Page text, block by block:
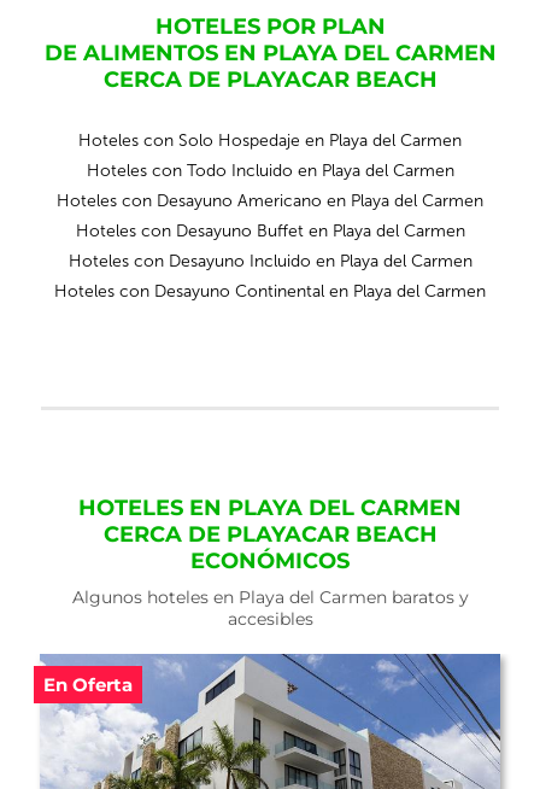
HOTELES POR PLAN
DE ALIMENTOS EN PLAYA DEL CARMEN
CERCA DE PLAYACAR BEACH
Hoteles con Solo Hospedaje en Playa del Carmen
Hoteles con Todo Incluido en Playa del Carmen
Hoteles con Desayuno Americano en Playa del Carmen
Hoteles con Desayuno Buffet en Playa del Carmen
Hoteles con Desayuno Incluido en Playa del Carmen
Hoteles con Desayuno Continental en Playa del Carmen
HOTELES EN PLAYA DEL CARMEN
CERCA DE PLAYACAR BEACH
ECONÓMICOS
Algunos hoteles en Playa del Carmen baratos y
accesibles
En Oferta